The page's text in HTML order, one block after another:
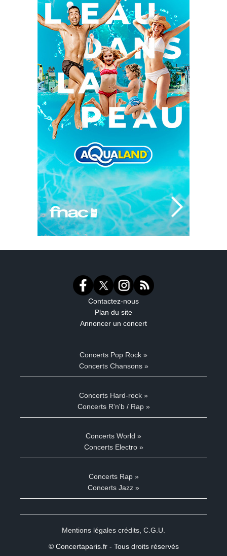
Contactez-nous
Plan du site
Annoncer un concert
Concerts Pop Rock »
Concerts Chansons »
Concerts Hard-rock »
Concerts R'n'b / Rap »
Concerts World »
Concerts Electro »
Concerts Rap »
Concerts Jazz »
Mentions légales crédits C.G.U.
© Concertaparis.fr - Tous droits réservés